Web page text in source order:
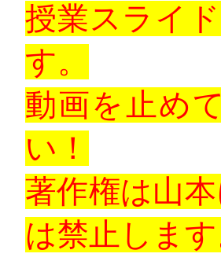
授業スライ
す。
動画を止め
い！
著作権は山
は禁止します